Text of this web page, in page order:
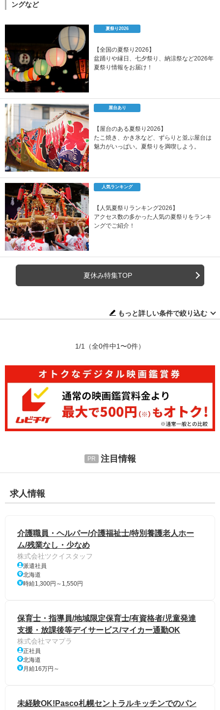
ングなど
夏祭り2026
【全国の夏祭り2026】
盆踊りや縁日、七夕祭り、納涼祭など2026年
夏祭り情報をお届け！
屋台あり
【屋台のある夏祭り2026】
たこ焼き、かき氷など、ずらりと並ぶ屋台は
魅力がいっぱい。夏祭りを満喫しよう。
人気ランキング
【人気夏祭りランキング2026】
アクセス数の多かった人気の夏祭りをランキ
ングでご紹介！
夏休み特集TOP
もっと詳しい条件で絞り込む
1/1 （全0件中1〜0件）
注目情報
求人情報
介護職員・ヘルパー/介護福祉士/特別養護老人ホー
ム/残業なし・少なめ
株式会社ツクイスタッフ
派遣社員
北海道
時給1,300円～1,550円
保育士・指導員/地域限定保育士/有資格者/児童発達
支援・放課後等デイサービス/マイカー通勤OK
株式会社ママプラ
正社員
北海道
月給16万円～
未経験OK!Pasco札幌セントラルキッチンでのパン